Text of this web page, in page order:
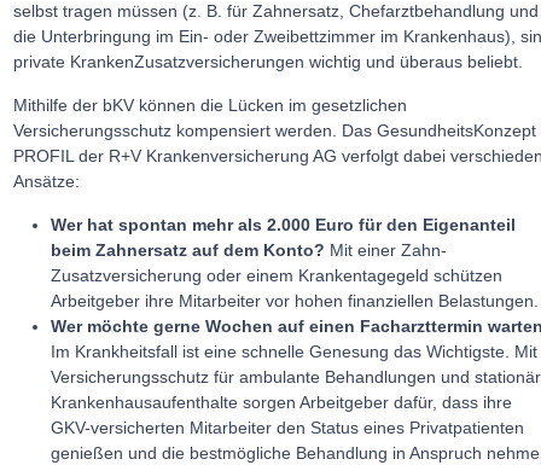
selbst tragen müssen (z. B. für Zahnersatz, Chefarztbehandlung und
die Unterbringung im Ein- oder Zweibettzimmer im Krankenhaus),
private KrankenZusatzversicherungen wichtig und überaus beliebt.
Mithilfe der bKV können die Lücken im gesetzlichen
Versicherungsschutz kompensiert werden. Das GesundheitsKonzept
PROFIL der R+V Krankenversicherung AG verfolgt dabei
Ansätze:
Wer hat spontan mehr als 2.000 Euro für den Eigenanteil
beim Zahnersatz auf dem Konto? Mit einer Zahn-
Zusatzversicherung oder einem Krankentagegeld schützen
Arbeitgeber ihre Mitarbeiter vor hohen finanziellen Belastungen.
Wer möchte gerne Wochen auf einen Facharzttermin
Im Krankheitsfall ist eine schnelle Genesung das Wichtigste. Mit
Versicherungsschutz für ambulante Behandlungen und
Krankenhausaufenthalte sorgen Arbeitgeber dafür, dass ihre
GKV-versicherten Mitarbeiter den Status eines Privatpatienten
genießen und die bestmögliche Behandlung in Anspruch